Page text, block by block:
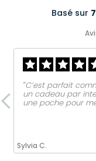
Basé sur
Sylvia C.
‟C’est parfait
un cadeau par
une poche pour